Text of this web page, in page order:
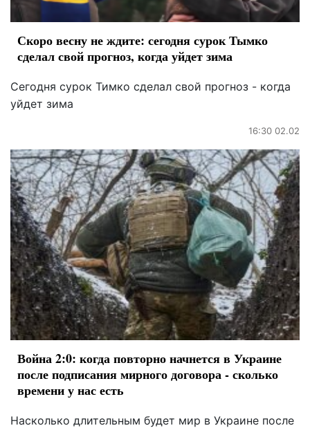
Скоро весну не ждите: сегодня сурок Тымко
сделал свой прогноз, когда уйдет зима
Сегодня сурок Тимко сделал свой прогноз - когда
уйдет зима
16:30 02.02
Война 2:0: когда повторно начнется в Украине
после подписания мирного договора - сколько
времени у нас есть
Насколько длительным будет мир в Украине после